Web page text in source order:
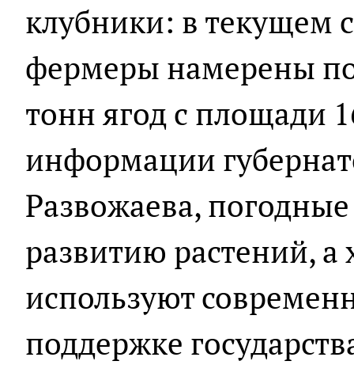
клубники: в текущем
фермеры намерены
тонн ягод с площади
информации
Развожаева,
развитию растений, а
используют
поддержке